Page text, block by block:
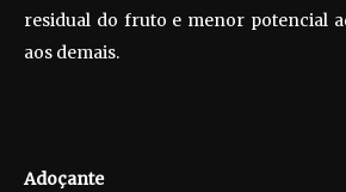
residual do fruto e menor potencial
aos demais.
Adoçante